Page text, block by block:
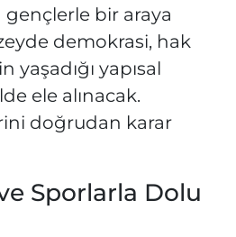
gençlerle bir araya
demokrasi, hak
yaşadığı yapısal
ele alınacak.
doğrudan karar
Sporlarla Dolu